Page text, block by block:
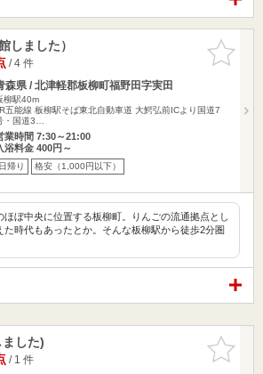
お気に入
りに追加
しました）
/ 4 件
森県 / 北津軽郡板柳町福野田字実田
柳駅40m
五能線 板柳駅そば東北自動車道 大鰐弘前ICより国道7
・国道3…
業時間 7:30～21:00
浴料金 400円～
日帰り 格安（1,000円以下）
ぼ中央に位置する板柳町。りんごの流通拠点とし
た時代もあったとか。そんな板柳駅から徒歩2分圏
お気に入
りに追加
した)
/ 1 件